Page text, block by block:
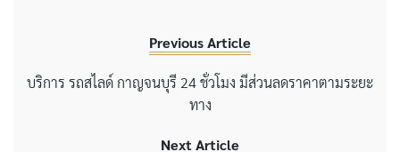
Previous Article
บริการ รถสไลด์ กาญจนบุรี 24 ชั่วโมง มีส่วนลดราคาตามระยะ
ทาง
Next Article